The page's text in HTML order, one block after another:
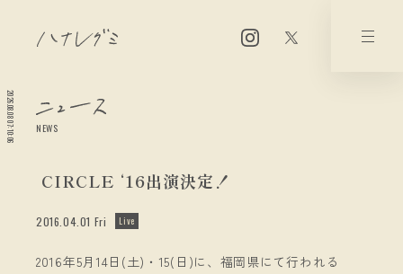
2026.08.08 07:10:06 NEWS
CIRCLE ‘16出演決定！
2016.04.01 Fri Live
2016年5月14日(土)・15(日)に、福岡県にて行われる